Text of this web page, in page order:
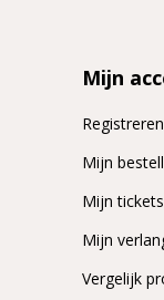
Mijn
Registreren
Mijn
Mijn tickets
Mijn
Vergelijk